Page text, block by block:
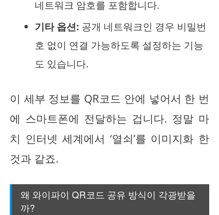
네트워크 암호를 포함합니다.
기타 옵션: 공개 네트워크인 경우 비밀번
호 없이 연결 가능하도록 설정하는 기능
도 있습니다.
이 세부 정보를 QR코드 안에 넣어서 한 번
에 스마트폰에 전달하는 겁니다. 정말 마
치 인터넷 세계에서 ‘열쇠’를 이미지화 한
것과 같죠.
왜 와이파이 QR코드 공유 방식이 각광받을
까?